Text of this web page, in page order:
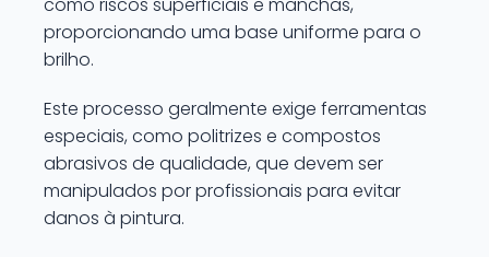
proporcionando uma base uniforme para o
brilho.
Este processo geralmente exige ferramentas
especiais, como politrizes e compostos
abrasivos de qualidade, que devem ser
manipulados por profissionais para evitar
danos à pintura.